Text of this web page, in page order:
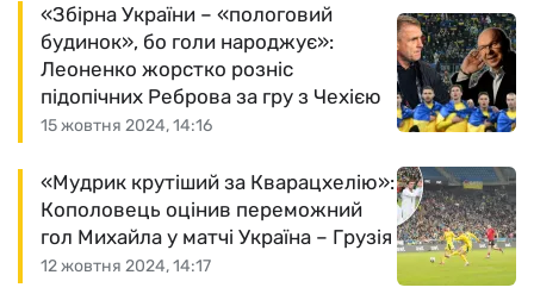
15 жовтня 2024, 14:16
«Збірна України – «пологовий
будинок», бо голи народжує»:
Леоненко жорстко розніс
підопічних Реброва за гру з Чехією
12 жовтня 2024, 14:17
«Мудрик крутіший за Кварацхелію»:
Кополовець оцінив переможний
гол Михайла у матчі Україна – Грузія